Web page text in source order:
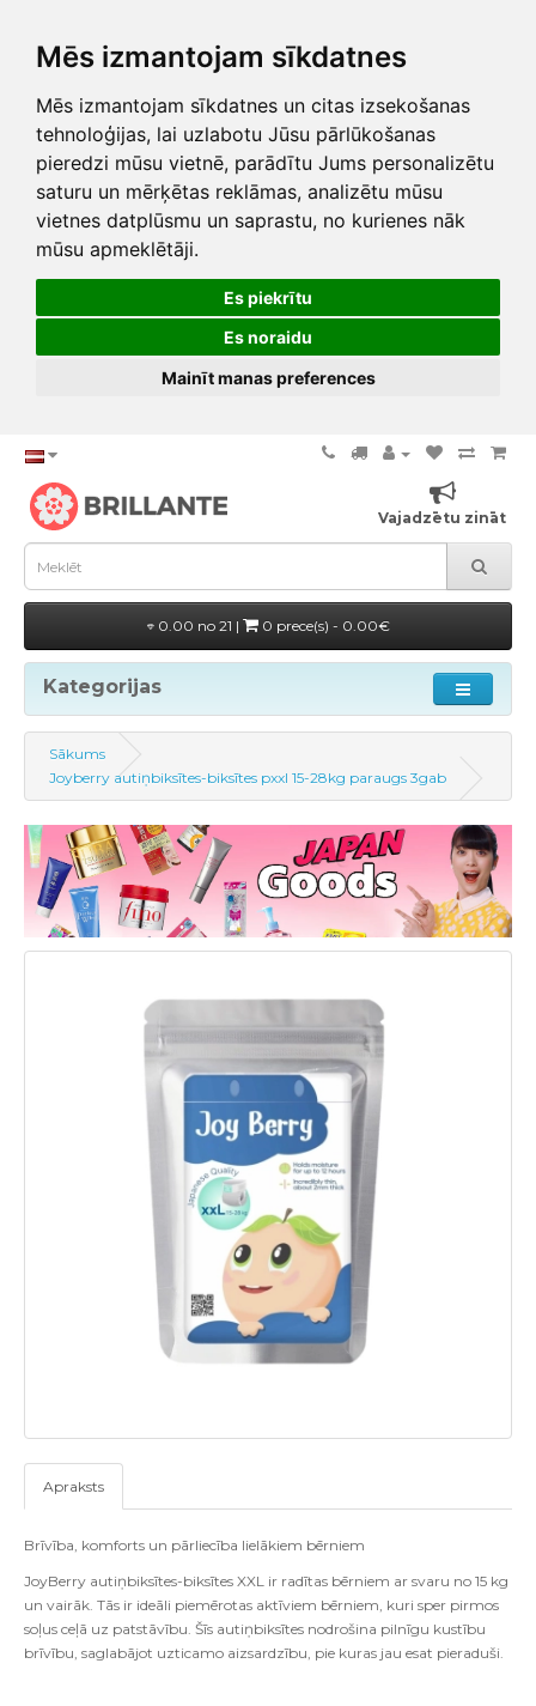
Mēs izmantojam sīkdatnes
Mēs izmantojam sīkdatnes un citas izsekošanas
tehnoloģijas, lai uzlabotu Jūsu pārlūkošanas
pieredzi mūsu vietnē, parādītu Jums personalizētu
saturu un mērķētas reklāmas, analizētu mūsu
vietnes datplūsmu un saprastu, no kurienes nāk
mūsu apmeklētāji.
Es piekrītu
Es noraidu
Mainīt manas preferences
Vajadzētu zināt
0.00 no 21 | 0 prece(s) - 0.00€
Kategorijas
Sākums
Joyberry autiņbiksītes-biksītes pxxl 15-28kg paraugs 3gab
Apraksts
Brīvība, komforts un pārliecība lielākiem bērniem
JoyBerry autiņbiksītes-biksītes XXL ir radītas bērniem ar svaru no 15 kg
un vairāk. Tās ir ideāli piemērotas aktīviem bērniem, kuri sper pirmos
soļus ceļā uz patstāvību. Šīs autiņbiksītes nodrošina pilnīgu kustību
brīvību, saglabājot uzticamo aizsardzību, pie kuras jau esat pieraduši.